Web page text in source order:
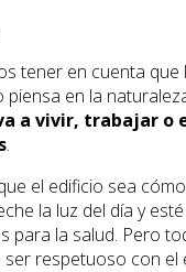
tener en cuenta
en la
a vivir, trabajar o
.
el edificio sea
la luz del día y
para la salud. Pero
ser respetuoso con el